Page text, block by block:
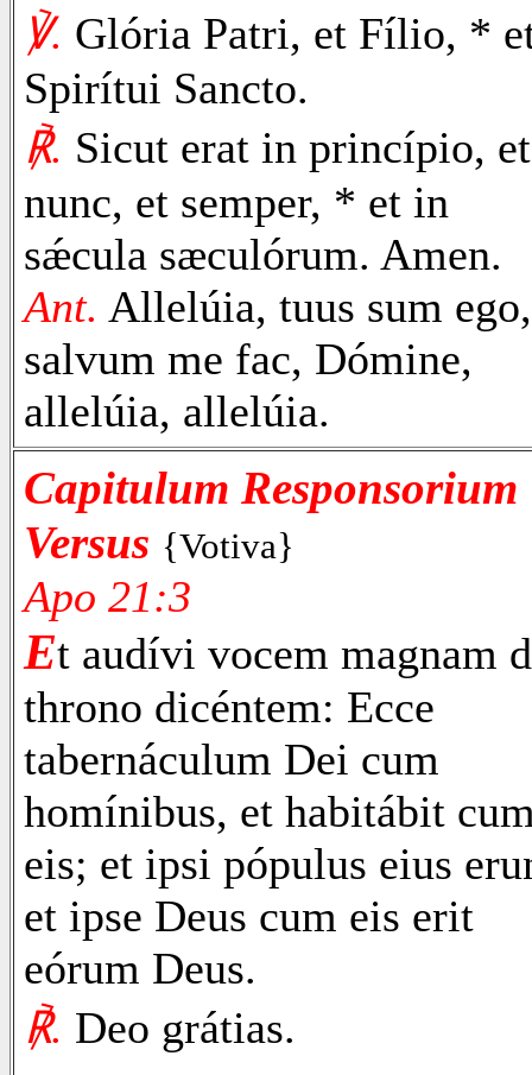
℣. Glória Patri, et Fílio, *
Spirítui Sancto.
℟. Sicut erat in princípio, et
nunc, et semper, * et in
sǽcula sæculórum. Amen.
Ant. Allelúia, tuus sum ego,
salvum me fac, Dómine,
allelúia, allelúia.
Capitulum Responsorium
Versus {Votiva}
Apo 21:3
Et audívi vocem magnam
throno dicéntem: Ecce
tabernáculum Dei cum
homínibus, et habitábit
eis; et ipsi pópulus eius
et ipse Deus cum eis erit
eórum Deus.
℟. Deo grátias.